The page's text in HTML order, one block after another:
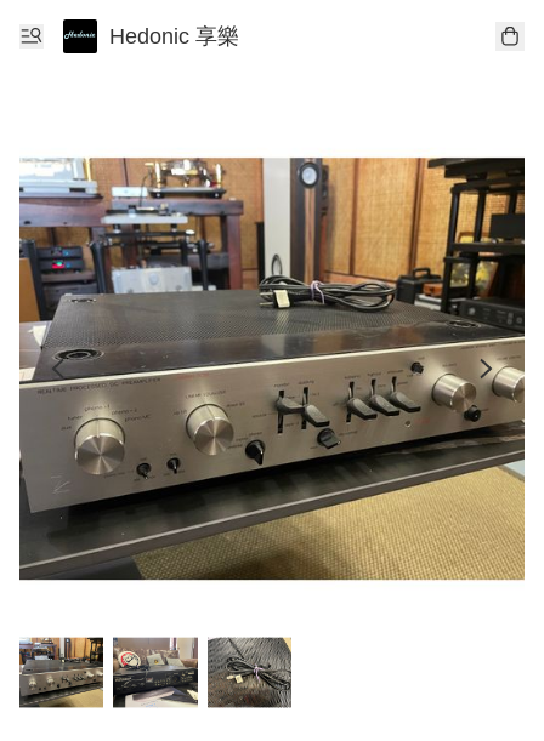
Hedonic 享樂